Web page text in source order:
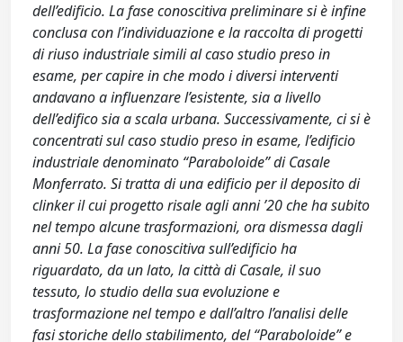
dell’edificio. La fase conoscitiva preliminare si è infine
conclusa con l’individuazione e la raccolta di progetti
di riuso industriale simili al caso studio preso in
esame, per capire in che modo i diversi interventi
andavano a influenzare l’esistente, sia a livello
dell’edifico sia a scala urbana. Successivamente, ci si è
concentrati sul caso studio preso in esame, l’edificio
industriale denominato “Paraboloide” di Casale
Monferrato. Si tratta di una edificio per il deposito di
clinker il cui progetto risale agli anni ’20 che ha subito
nel tempo alcune trasformazioni, ora dismessa dagli
anni 50. La fase conoscitiva sull’edificio ha
riguardato, da un lato, la città di Casale, il suo
tessuto, lo studio della sua evoluzione e
trasformazione nel tempo e dall’altro l’analisi delle
fasi storiche dello stabilimento, del “Paraboloide” e